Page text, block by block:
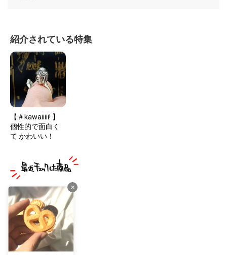
紹介されている特集
【＃kawaiiiii! 】
個性的で面白く
て かわいい！
×